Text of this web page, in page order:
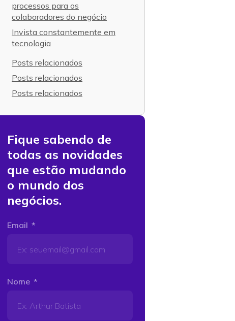
processos para os
colaboradores do negócio
Invista constantemente em
tecnologia
Posts relacionados
Posts relacionados
Posts relacionados
Fique sabendo de
todas as novidades
que estão mudando
o mundo dos
negócios.
Email
Nome